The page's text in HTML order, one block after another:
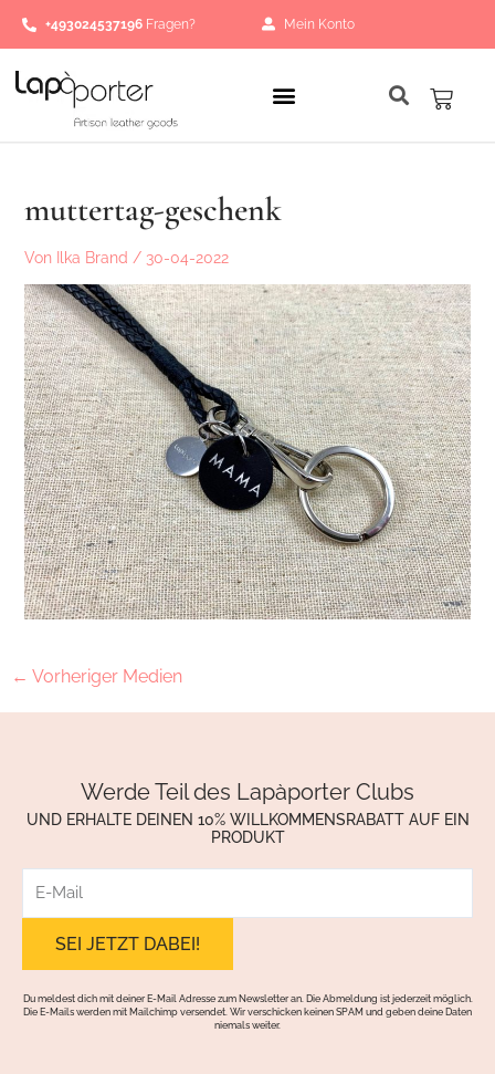
Inhalt
springen
+493024537196 Fragen? Mein Konto
muttertag-geschenk
Von Ilka Brand / 30-04-2022
navigation
← Vorheriger Medien
Werde Teil des Lapàporter Clubs
UND ERHALTE DEINEN 10% WILLKOMMENSRABATT AUF EIN
PRODUKT
Mail
Du meldest dich mit deiner E-Mail Adresse zum Newsletter an. Die Abmeldung ist jederzeit möglich.
Die E-Mails werden mit Mailchimp versendet. Wir verschicken keinen SPAM und geben deine Daten
niemals weiter.